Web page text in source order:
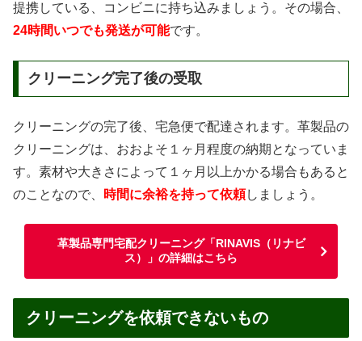
提携している、コンビニに持ち込みましょう。その場合、
24時間いつでも発送が可能です。
クリーニング完了後の受取
クリーニングの完了後、宅急便で配達されます。革製品の
クリーニングは、おおよそ１ヶ月程度の納期となっていま
す。素材や大きさによって１ヶ月以上かかる場合もあると
のことなので、
時間に余裕を持って依頼しましょう。
革製品専門宅配クリーニング「RINAVIS（リナビ
ス）」の詳細はこちら
クリーニングを依頼できないもの